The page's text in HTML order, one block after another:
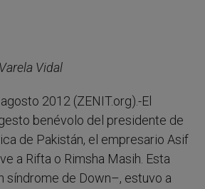
Vidal
2012 (ZENIT.org).-El
benévolo del presidente de
de Pakistán, el empresario Asif
a Rifta o Rimsha Masih. Esta
síndrome de Down–, estuvo a